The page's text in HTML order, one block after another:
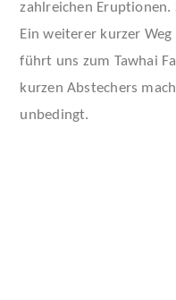
zahlreichen Eruptionen.
Ein weiterer kurzer
führt uns zum Tawhai
kurzen Abstechers
unbedingt.